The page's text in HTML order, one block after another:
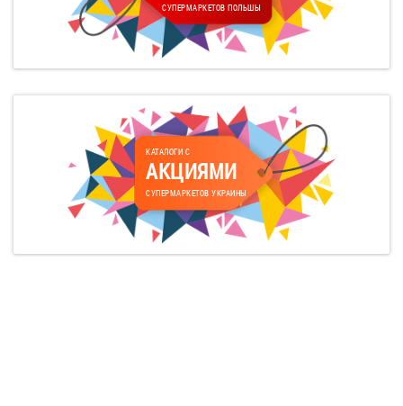
СУПЕРМАРКЕТОВ ПОЛЬШЫ
КАТАЛОГИ С
АКЦИЯМИ
СУПЕРМАРКЕТОВ УКРАИНЫ